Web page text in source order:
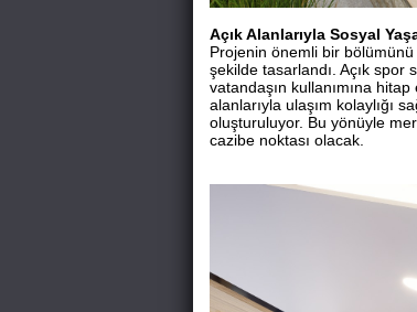
Açık Alanlarıyla Sosyal
Projenin önemli bir
şekilde tasarlandı. Açık spor
vatandaşın kullanımına
alanlarıyla ulaşım kolaylığı
oluşturuluyor. Bu yönüyle
cazibe noktası olacak.